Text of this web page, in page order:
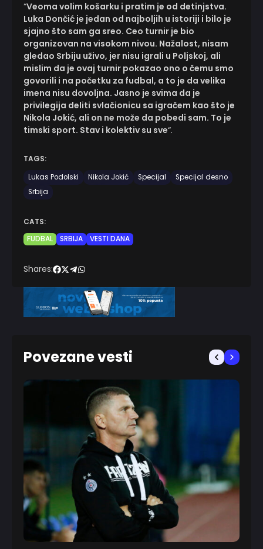
“Veoma volim košarku i pratim je od detinjstva.
Luka Dončić je jedan od najboljih u istoriji i bilo je
sjajno što sam ga sreo. Ceo turnir je bio
organizovan na visokom nivou. Nažalost, nisam
gledao Srbiju uživo, jer nisu igrali u Poljskoj, ali
mislim da je ovaj turnir pokazao ono o čemu smo
govorili i na početku za fudbal, a to je da velika
imena nisu dovoljna. Jasno je svima da je
privilegija deliti svlačionicu sa igračem kao što je
Nikola Jokić, ali on ne može da pobedi sam. To je
timski sport. Stav i kolektiv su sve“.
TAGS:
Lukas Podolski
Nikola Jokić Specijal
Specijal desno
Srbija
CATS:
FUDBAL
SRBIJA VESTI DANA
Shares:
Povezane vesti